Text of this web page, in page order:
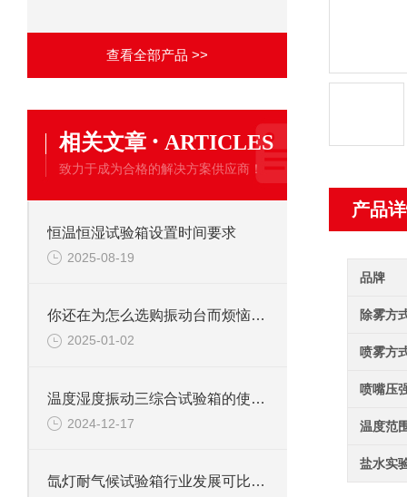
查看全部产品 >>
相关文章 · ARTICLES
致力于成为合格的解决方案供应商！
恒温恒湿试验箱设置时间要求
2025-08-19
你还在为怎么选购振动台而烦恼吗？
2025-01-02
温度湿度振动三综合试验箱的使用规则与维护指南
2024-12-17
氙灯耐气候试验箱行业发展可比作房屋建设
产品
品牌
除雾方
喷雾方
喷嘴压
温度范
盐水实